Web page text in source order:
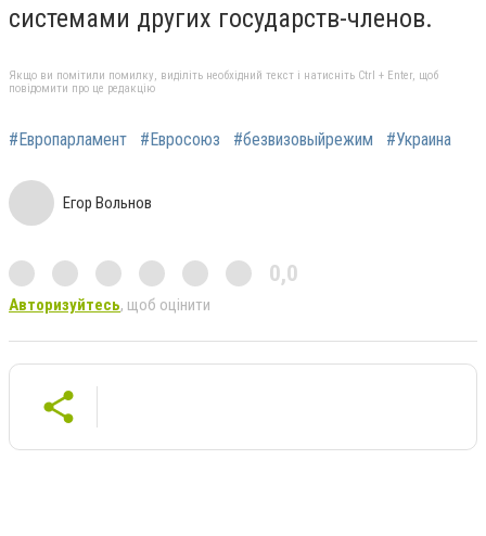
системами других государств-членов.
Якщо ви помітили помилку, виділіть необхідний текст і натисніть Ctrl + Enter, щоб
повідомити про це редакцію
#Европарламент #Евросоюз #безвизовыйрежим #Украина
Егор Вольнов
0,0
Авторизуйтесь, щоб оцінити